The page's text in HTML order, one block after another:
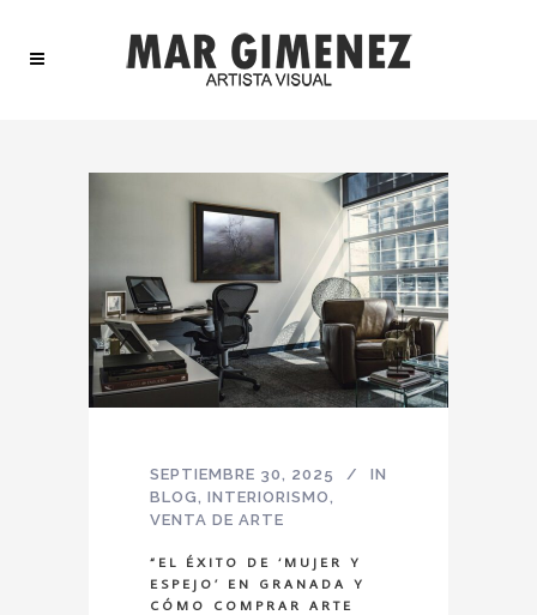
SEPTIEMBRE 30, 2025
IN
BLOG , INTERIORISMO ,
VENTA DE ARTE
“EL ÉXITO DE ‘MUJER Y
ESPEJO’ EN GRANADA Y
CÓMO COMPRAR ARTE